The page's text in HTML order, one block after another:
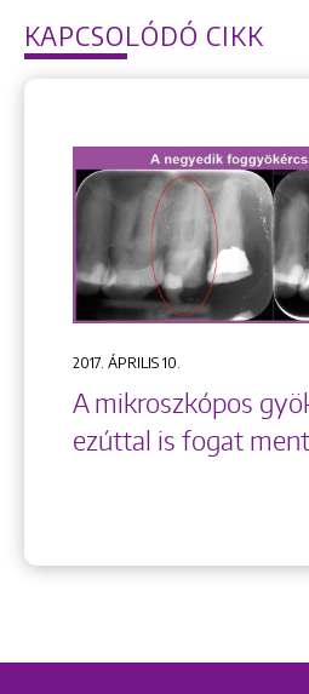
KAPCSOLÓDÓ CIKK
2017. ÁPRILIS 10.
A mikroszkópos
ezúttal is fogat